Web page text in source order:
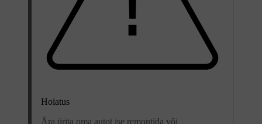
Hoiatus
Ära ürita oma autot ise remontida või